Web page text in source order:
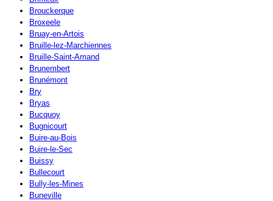
Brouckerque
Broxeele
Bruay-en-Artois
Bruille-lez-Marchiennes
Bruille-Saint-Amand
Brunembert
Brunémont
Bry
Bryas
Bucquoy
Bugnicourt
Buire-au-Bois
Buire-le-Sec
Buissy
Bullecourt
Bully-les-Mines
Buneville